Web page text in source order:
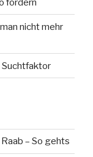
fördern
nicht mehr
Suchtfaktor
– So gehts